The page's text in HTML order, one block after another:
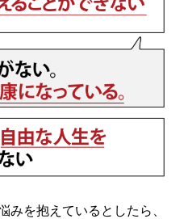
みを抱えているとしたら、